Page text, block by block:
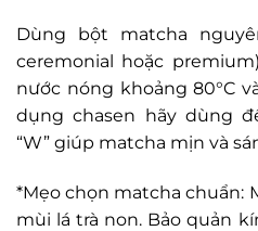
Dùng bột matcha
ceremonial hoặc
nước nóng khoảng 80°C
dụng chasen hãy dùng
“W” giúp matcha mịn và
*Mẹo chọn matcha chuẩn:
mùi lá trà non. Bảo quản